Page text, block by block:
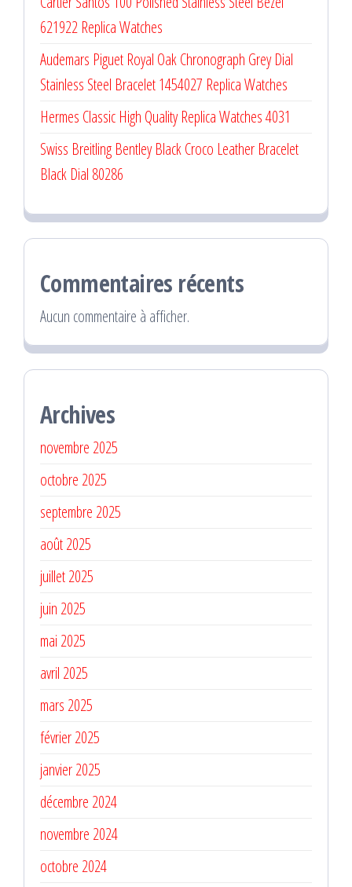
621922 Replica Watches
Audemars Piguet Royal Oak Chronograph Grey Dial
Stainless Steel Bracelet 1454027 Replica Watches
Hermes Classic High Quality Replica Watches 4031
Swiss Breitling Bentley Black Croco Leather Bracelet
Black Dial 80286
Commentaires récents
Aucun commentaire à afficher.
Archives
novembre 2025
octobre 2025
septembre 2025
août 2025
juillet 2025
juin 2025
mai 2025
avril 2025
mars 2025
février 2025
janvier 2025
décembre 2024
novembre 2024
octobre 2024